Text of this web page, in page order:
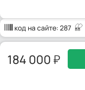
код на сайте: 287
184 000